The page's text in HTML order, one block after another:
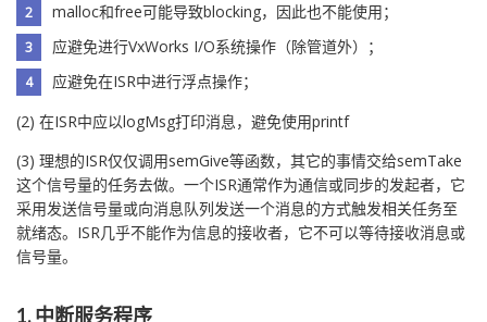
malloc和free可能导致blocking，因此也不能使用；
应避免进行VxWorks I/O系统操作（除管道外）；
应避免在ISR中进行浮点操作；
(2) 在ISR中应以logMsg打印消息，避免使用printf
(3) 理想的ISR仅仅调用semGive等函数，其它的事情交给semTake
这个信号量的任务去做。一个ISR通常作为通信或同步的发起者，它
采用发送信号量或向消息队列发送一个消息的方式触发相关任务至
就绪态。ISR几乎不能作为信息的接收者，它不可以等待接收消息或
信号量。
1. 中断服务程序